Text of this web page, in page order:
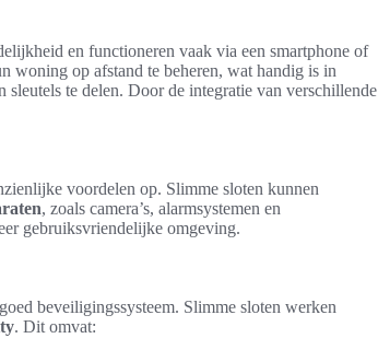
en functioneren vaak via een smartphone of
woning op afstand te beheren, wat handig is in
te delen. Door de integratie van verschillende
voordelen op. Slimme sloten kunnen
, zoals camera’s, alarmsystemen en
gebruiksvriendelijke omgeving.
beveiligingssysteem. Slimme sloten werken
. Dit omvat: